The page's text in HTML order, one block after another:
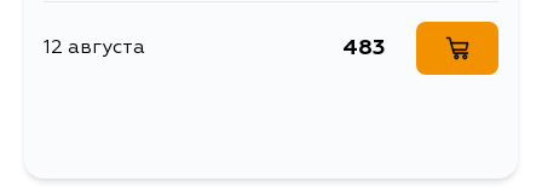
12 августа 483